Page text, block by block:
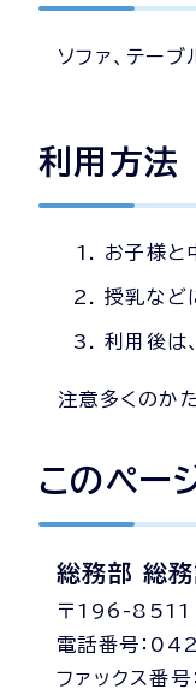
ソファ、テーブ
利用方法
お子様と
授乳など
利用後は
注意多くのか
このペー
総務部 総務
〒196-8511
電話番号：
ファックス